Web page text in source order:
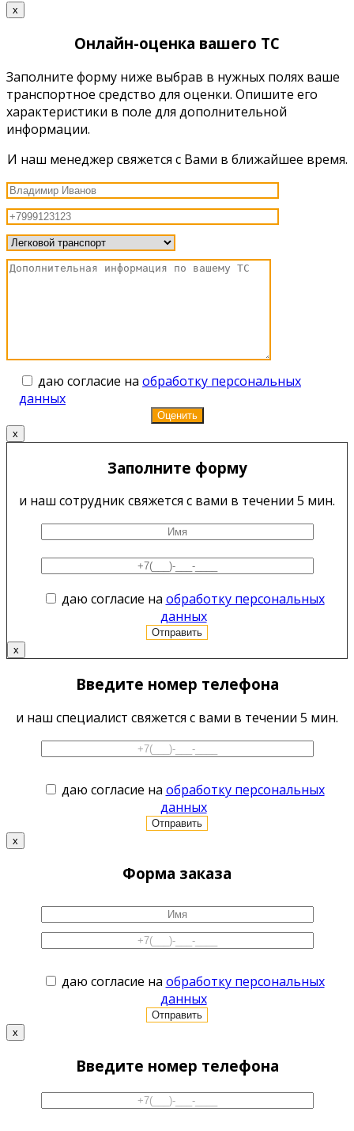
x
Онлайн-оценка вашего ТС
Заполните форму ниже выбрав в нужных полях ваше
транспортное средство для оценки. Опишите его
характеристики в поле для дополнительной
информации.
И наш менеджер свяжется с Вами в ближайшее время.
даю согласие на обработку персональных
данных
x
Заполните форму
и наш сотрудник свяжется с вами в течении 5 мин.
даю согласие на обработку персональных
данных
x
Введите номер телефона
и наш специалист свяжется с вами в течении 5 мин.
даю согласие на обработку персональных
данных
x
Форма заказа
даю согласие на обработку персональных
данных
x
Введите номер телефона